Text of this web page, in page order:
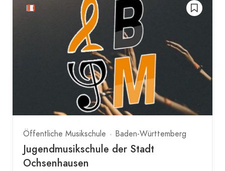
Öffentliche Musikschule Baden-Württemberg
Jugendmusikschule der Stadt
Ochsenhausen